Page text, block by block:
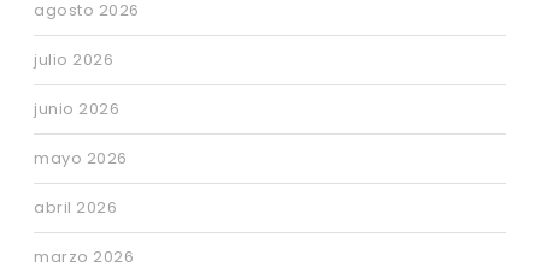
agosto 2026
julio 2026
junio 2026
mayo 2026
abril 2026
marzo 2026